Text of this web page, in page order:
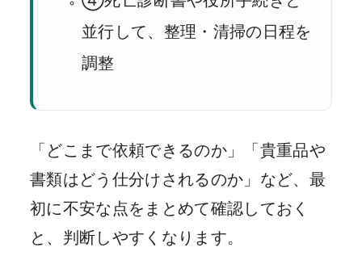
並行して、整理・清掃の日程を
調整
「どこまで依頼できるのか」「貴重品や
書類はどう仕分けされるのか」など、最
初に不安な点をまとめて確認しておく
と、判断しやすくなります。